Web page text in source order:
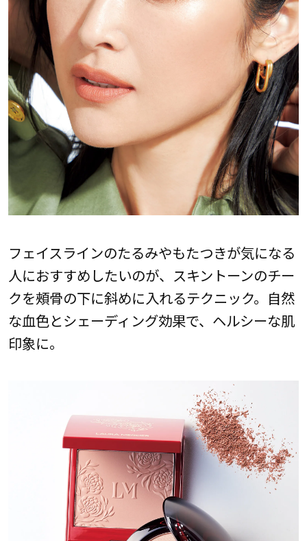
フェイスラインのたるみやもたつきが気になる
人におすすめしたいのが、スキントーンのチー
クを頰骨の下に斜めに入れるテクニック。自然
な血色とシェーディング効果で、ヘルシーな肌
印象に。